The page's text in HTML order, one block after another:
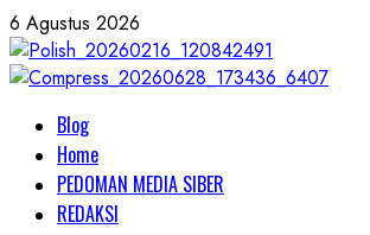
Skip
to
content
6 Agustus 2026
Primary
Menu
Blog
Home
PEDOMAN MEDIA SIBER
REDAKSI